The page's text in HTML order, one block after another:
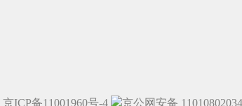
京ICP备11001960号-4 京公网安备